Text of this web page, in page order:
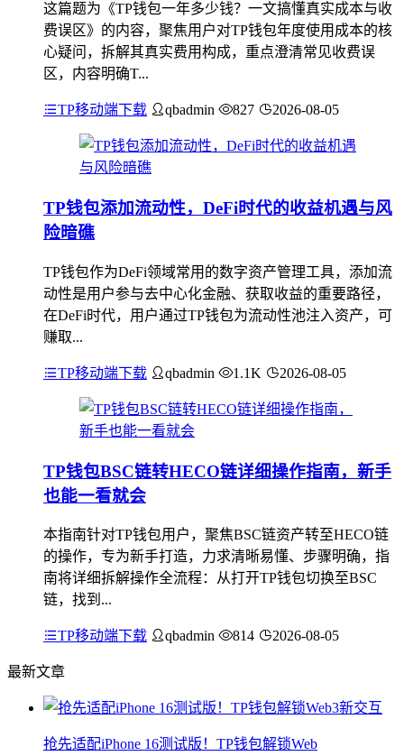
这篇题为《TP钱包一年多少钱？一文搞懂真实成本与收
费误区》的内容，聚焦用户对TP钱包年度使用成本的核
心疑问，拆解其真实费用构成，重点澄清常见收费误
区，内容明确T...
TP移动端下载 qbadmin 827 2026-08-05
TP钱包添加流动性，DeFi时代的收益机遇与风
险暗礁
TP钱包作为DeFi领域常用的数字资产管理工具，添加流
动性是用户参与去中心化金融、获取收益的重要路径，
在DeFi时代，用户通过TP钱包为流动性池注入资产，可
赚取...
TP移动端下载 qbadmin 1.1K 2026-08-05
TP钱包BSC链转HECO链详细操作指南，新手
也能一看就会
本指南针对TP钱包用户，聚焦BSC链资产转至HECO链
的操作，专为新手打造，力求清晰易懂、步骤明确，指
南将详细拆解操作全流程：从打开TP钱包切换至BSC
链，找到...
TP移动端下载 qbadmin 814 2026-08-05
最新文章
抢先适配iPhone 16测试版！TP钱包解锁Web